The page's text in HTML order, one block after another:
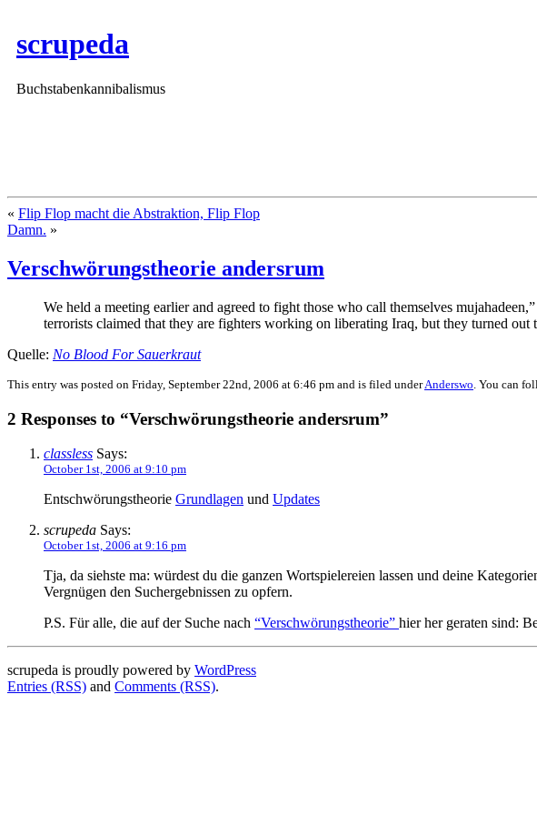
scrupeda
Buchstabenkannibalismus
« Flip Flop macht die Abstraktion, Flip Flop
Damn. »
Verschwörungstheorie andersrum
We held a meeting earlier and agreed to fight those who call themselves
terrorists claimed that they are fighters working on liberating Iraq, but they turned
Quelle: No Blood For Sauerkraut
This entry was posted on Friday, September 22nd, 2006 at 6:46 pm and is filed underAnderswo . You can
2 Responses to “Verschwörungstheorie andersrum”
classless Says:
October 1st, 2006 at 9:10 pm
Entschwörungstheorie Grundlagen und Updates
scrupeda Says:
October 1st, 2006 at 9:16 pm
Tja, da siehste ma: würdest du die ganzen Wortspielereien lassen und deine
Vergnügen den Suchergebnissen zu opfern.
P.S. Für alle, die auf der Suche nach “Verschwörungstheorie” hier her geraten sind:
scrupeda is proudly powered by WordPress
Entries (RSS) and Comments (RSS).